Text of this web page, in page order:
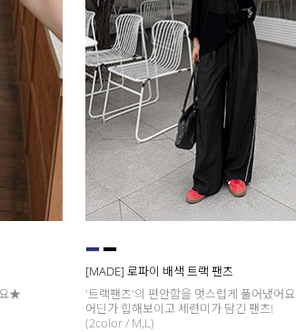
요★
[MADE] 로파이 배색 트랙 팬츠
'트랙팬츠'의 편안함을 멋스럽게 풀어냈어요
어딘가 힙해보이고 세련미가 담긴 팬츠!
(2color / M,L)